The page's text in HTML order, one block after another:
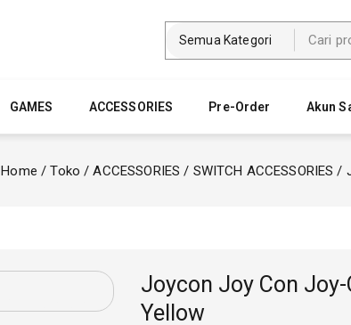
GAMES ACCESSORIES Pre-Order Akun
Home / Toko / ACCESSORIES / SWITCH ACCESSORIES /
Joycon Joy Con
Yellow